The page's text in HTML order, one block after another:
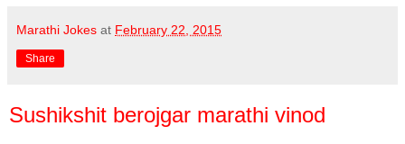
Marathi Jokes at February 22, 2015
Share
Sushikshit berojgar marathi vinod